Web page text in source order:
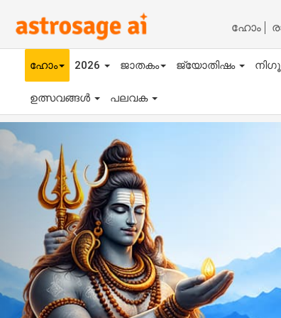
ഹോം
ഹോം 2026 ജാതകം ജ്യോതിഷം
ഉത്സവങ്ങൾ പലവക
Previous